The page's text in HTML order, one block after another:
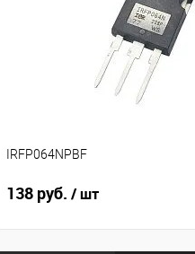
IRFP064NPBF
138 руб. / шт